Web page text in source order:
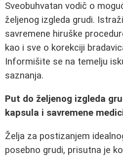
Sveobuhvatan vodič o
željenog izgleda grudi.
savremene hiruške
kao i sve o korekciji
Informišite se na temelju
saznanja.
Put do željenog izgleda
kapsula i savremene
Želja za postizanjem
posebno grudi, prisutna je